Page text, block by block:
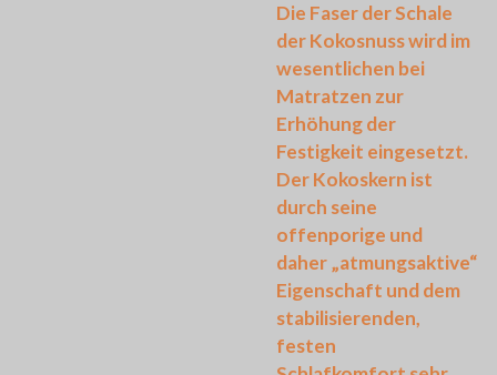
Die Faser der Schale
der Kokosnuss wird im
wesentlichen bei
Matratzen zur
Erhöhung der
Festigkeit eingesetzt.
Der Kokoskern ist
durch seine
offenporige und
daher „atmungsaktive“
Eigenschaft und dem
stabilisierenden,
festen